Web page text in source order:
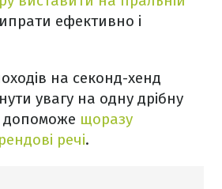
ефективно і
на секонд-хенд
увагу на одну дрібну
допоможе щоразу
речі.